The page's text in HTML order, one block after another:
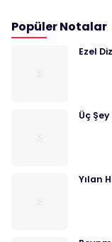
Popüler Notalar
Ezel
Üç
Yılan